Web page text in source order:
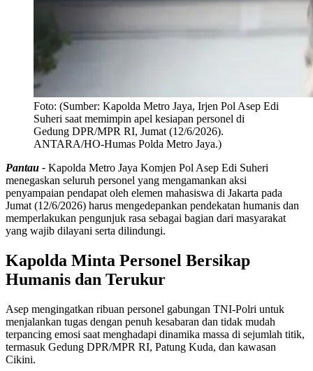
Foto: (Sumber: Kapolda Metro Jaya, Irjen Pol Asep Edi
Suheri saat memimpin apel kesiapan personel di
Gedung DPR/MPR RI, Jumat (12/6/2026).
ANTARA/HO-Humas Polda Metro Jaya.)
Pantau - Kapolda Metro Jaya Komjen Pol Asep Edi Suheri
menegaskan seluruh personel yang mengamankan aksi
penyampaian pendapat oleh elemen mahasiswa di Jakarta pada
Jumat (12/6/2026) harus mengedepankan pendekatan humanis dan
memperlakukan pengunjuk rasa sebagai bagian dari masyarakat
yang wajib dilayani serta dilindungi.
Kapolda Minta Personel Bersikap
Humanis dan Terukur
Asep mengingatkan ribuan personel gabungan TNI-Polri untuk
menjalankan tugas dengan penuh kesabaran dan tidak mudah
terpancing emosi saat menghadapi dinamika massa di sejumlah titik,
termasuk Gedung DPR/MPR RI, Patung Kuda, dan kawasan
Cikini.